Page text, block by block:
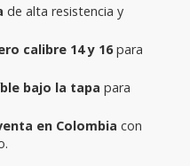
de alta resistencia y
calibre 14 y 16para
bajo la tapa para
en Colombia con